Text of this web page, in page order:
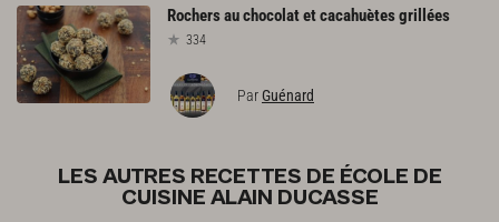
Rochersauchocolatetcacahuètesgrillées
334
ParGuénard
LES AUTRES RECETTES DE ÉCOLE DE
CUISINE ALAIN DUCASSE